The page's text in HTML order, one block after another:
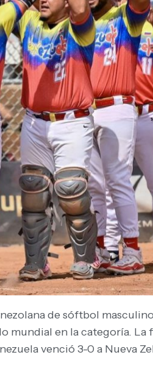
de sóftbol
mundial en la categoría.
venció 3-0 a Nueva